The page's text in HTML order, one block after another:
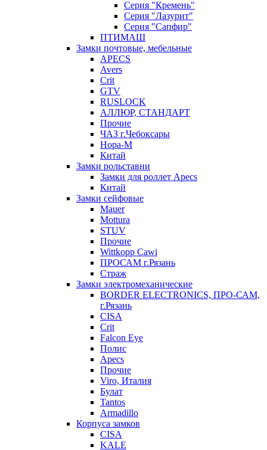
Серия "Кремень"
Серия "Лазурит"
Серия "Сапфир"
ПТИМАШ
Замки почтовые, мебельные
APECS
Avers
Crit
GTV
RUSLOCK
АЛЛЮР, СТАНДАРТ
Прочие
ЧАЗ г.Чебоксары
Нора-М
Китай
Замки рольставни
Замки для роллет Apecs
Китай
Замки сейфовые
Mauer
Mottura
STUV
Прочие
Wittkopp Cawi
ПРОСАМ г.Рязань
Страж
Замки электромеханические
BORDER ELECTRONICS, ПРО-САМ,
г.Рязань
CISA
Crit
Falcon Eye
Полис
Apecs
Прочие
Viro, Италия
Булат
Tantos
Armadillo
Корпуса замков
CISA
KALE